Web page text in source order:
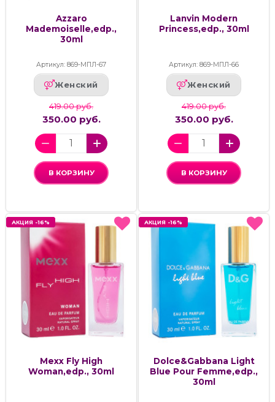
Azzaro
Mademoiselle,edp.,
30ml
Артикул: 869-МПЛ-67
Женский
419.00 руб.
350.00 руб.
В КОРЗИНУ
Lanvin Modern
Princess,edp., 30ml
Артикул: 869-МПЛ-66
Женский
419.00 руб.
350.00 руб.
В КОРЗИНУ
АКЦИЯ -16%
Mexx Fly High
Woman,edp., 30ml
АКЦИЯ -16% АКЦИЯ -16%
Dolce&Gabbana Light
Blue Pour Femme,edp.,
30ml
АКЦИЯ -16%